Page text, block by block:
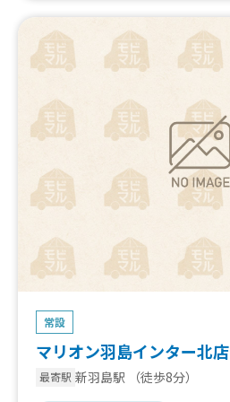
常設
マリオン羽島インター北店
最寄駅 新羽島駅 （徒歩8分）